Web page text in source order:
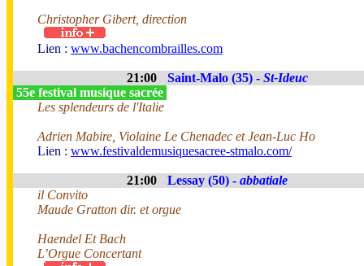
Christopher Gibert, direction
Lien : www.bachencombrailles.com
21:00 Saint-Malo (35) - St-Ideuc
55e festival musique sacrée
Les splendeurs de l'Italie
Adrien Mabire, Violaine Le Chenadec et Jean-Luc Ho
Lien : www.festivaldemusiquesacree-stmalo.com/
21:00 Lessay (50) - abbatiale
il Convito
Maude Gratton dir. et orgue
Haendel Et Bach
L’Orgue Concertant